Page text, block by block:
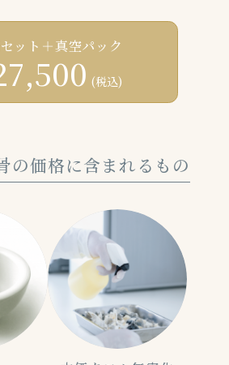
ット＋真空パック
(税込)
の価格に含まれるもの